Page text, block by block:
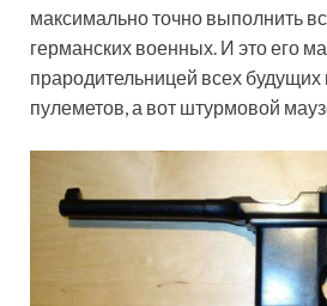
максимально точно выполнить
германских военных. И это его
прародительницей всех будущих
пулеметов, а вот штурмовой